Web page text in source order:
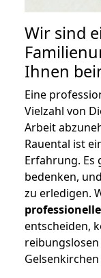
Wir sind
Ihnen
Eine
Vielzahl von
Arbeit
Rauental ist
Erfahrung. Es
bedenken,
zu erledigen.
entscheiden,